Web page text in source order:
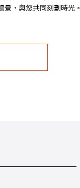
景，與您共同刻劃時光。